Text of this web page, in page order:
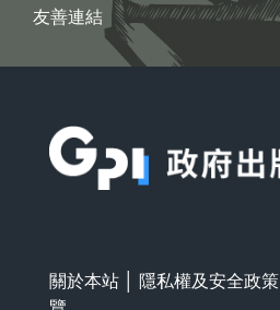
友善連結
關於本站 隱私權及安全政策